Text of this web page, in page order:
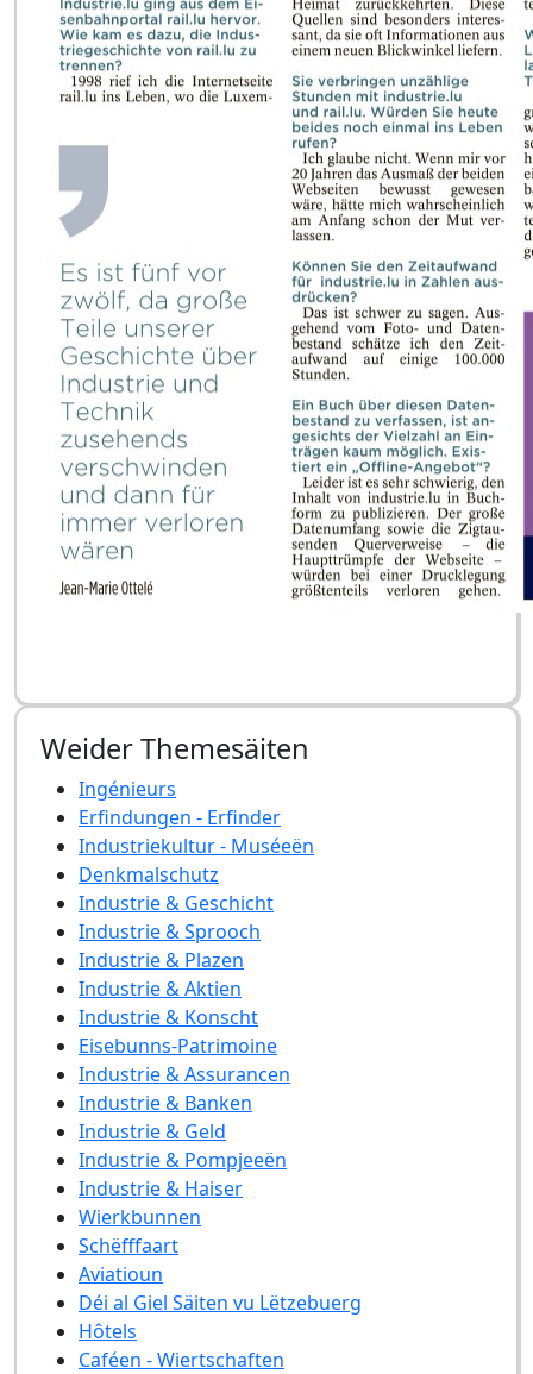
Weider Themesäiten
Ingénieurs
Erfindungen - Erfinder
Industriekultur - Muséeën
Denkmalschutz
Industrie & Geschicht
Industrie & Sprooch
Industrie & Plazen
Industrie & Aktien
Industrie & Konscht
Eisebunns-Patrimoine
Industrie & Assurancen
Industrie & Banken
Industrie & Geld
Industrie & Pompjeeën
Industrie & Haiser
Wierkbunnen
Schëfffaart
Aviatioun
Déi al Giel Säiten vu Lëtzebuerg
Hôtels
Caféen - Wiertschaften